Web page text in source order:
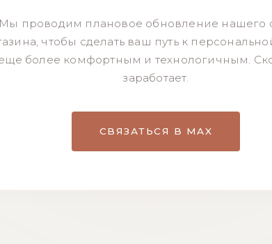
проводим плановое обновление нашего
чтобы сделать ваш путь к
более комфортным и технологичным.
заработает.
СВЯЗАТЬСЯ В MAX